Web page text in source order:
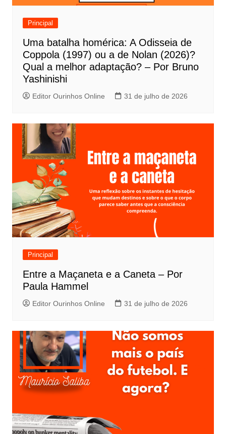
Principal
Uma batalha homérica: A Odisseia de
Coppola (1997) ou a de Nolan (2026)?
Qual a melhor adaptação? – Por Bruno
Yashinishi
Editor Ourinhos Online 31 de julho de 2026
Principal
Entre a Maçaneta e a Caneta – Por
Paula Hammel
Editor Ourinhos Online 31 de julho de 2026